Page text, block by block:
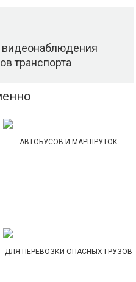
видеонаблюдения
транспорта
АВТОБУСОВ И МАРШРУТОК
ДЛЯ ПЕРЕВОЗКИ ОПАСНЫХ ГРУЗОВ